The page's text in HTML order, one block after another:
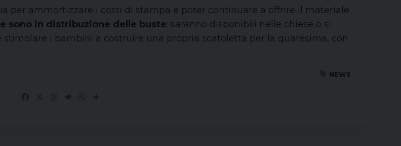
per ammortizzare i costi di stampa e poter continuare a offrire il materiale
sono in distribuzione delle buste: saranno disponibili nelle chiese o si
i bambini a costruire una propria scatoletta per la quaresima, con
NEWS